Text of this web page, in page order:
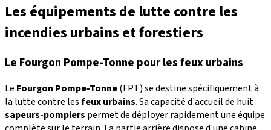
Les équipements de lutte contre les
incendies urbains et forestiers
Le Fourgon Pompe-Tonne pour les feux urbains
Le Fourgon Pompe-Tonne(FPT) se destine spécifiquement à
la lutte contre lesfeux urbains. Sa capacité d'accueil de huit
sapeurs-pompiers permet de déployer rapidement une équipe